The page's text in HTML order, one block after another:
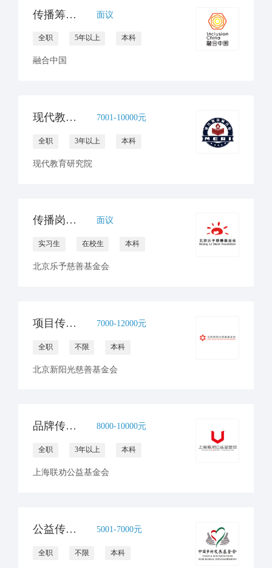
传播筹款总监 面议
全职 5年以上 本科
融合中国
现代教育研究院招聘新媒体运营（全职1人，实习生1人） 7001-10000元
全职 3年以上 本科
现代教育研究院
传播岗（实习）1名 面议
实习生 在校生 本科
北京乐予慈善基金会
项目传播官员（病房学校） 7000-12000元
全职 不限 本科
北京新阳光慈善基金会
品牌传播与合规文化高级专员 8000-10000元
全职 3年以上 本科
上海联劝公益基金会
公益传播岗--儿童发展项目部 5001-7000元
全职 不限 本科